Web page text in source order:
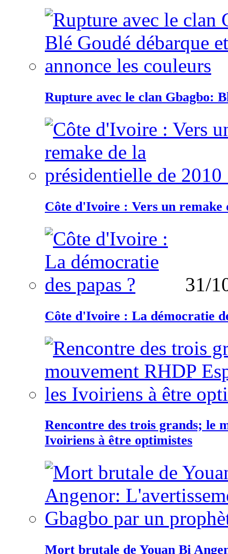
Rupture avec le clan Gbagbo:
Côte d'Ivoire : Vers un remake
31/
Côte d'Ivoire : La démocratie
Rencontre des trois grands; le
Ivoiriens à être optimistes
Mort brutale de Youan Bi